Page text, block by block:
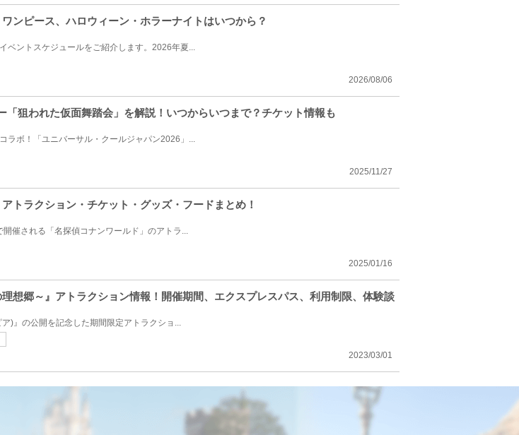
ンピース、ハロウィーン・ホラーナイトはいつから？
ベントスケジュールをご紹介します。2026年夏...
2026/08/06
「狙われた仮面舞踏会」を解説！いつからいつまで？チケット情報も
ラボ！「ユニバーサル・クールジャパン2026」...
2025/11/27
トラクション・チケット・グッズ・フードまとめ！
催される「名探偵コナンワールド」のアトラ...
2025/01/16
想郷～』アトラクション情報！開催期間、エクスプレスパス、利用制限、体験談
)』の公開を記念した期間限定アトラクショ...
2023/03/01